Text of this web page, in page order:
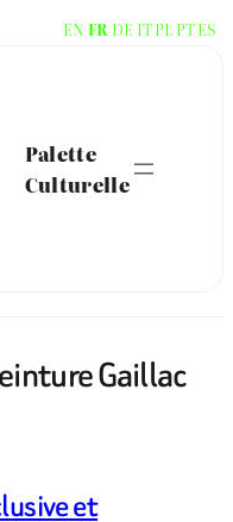
Palette
Culturelle
Gaillac
et
EN FR DE ITPL PTES